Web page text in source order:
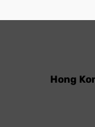
Hong